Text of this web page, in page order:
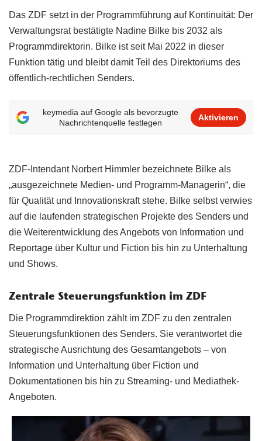
Das ZDF setzt in der Programmführung auf Kontinuität: Der
Verwaltungsrat bestätigte Nadine Bilke bis 2032 als
Programmdirektorin. Bilke ist seit Mai 2022 in dieser
Funktion tätig und bleibt damit Teil des Direktoriums des
öffentlich-rechtlichen Senders.
keymedia auf Google als bevorzugte
Nachrichtenquelle festlegen
Aktivieren
ZDF-Intendant Norbert Himmler bezeichnete Bilke als
„ausgezeichnete Medien- und Programm-Managerin“, die
für Qualität und Innovationskraft stehe. Bilke selbst verwies
auf die laufenden strategischen Projekte des Senders und
die Weiterentwicklung des Angebots von Information und
Reportage über Kultur und Fiction bis hin zu Unterhaltung
und Shows.
Zentrale Steuerungsfunktion im ZDF
Die Programmdirektion zählt im ZDF zu den zentralen
Steuerungsfunktionen des Senders. Sie verantwortet die
strategische Ausrichtung des Gesamtangebots – von
Information und Unterhaltung über Fiction und
Dokumentationen bis hin zu Streaming- und Mediathek-
Angeboten.